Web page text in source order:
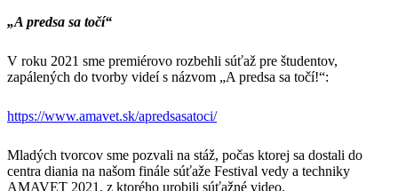
„A predsa sa točí“
V roku 2021 sme premiérovo rozbehli súťaž pre študentov,
zapálených do tvorby videí s názvom „A predsa sa točí!“:
https://www.amavet.sk/apredsasatoci/
Mladých tvorcov sme pozvali na stáž, počas ktorej sa dostali do
centra diania na našom finále súťaže Festival vedy a techniky
AMAVET 2021, z ktorého urobili súťažné video.